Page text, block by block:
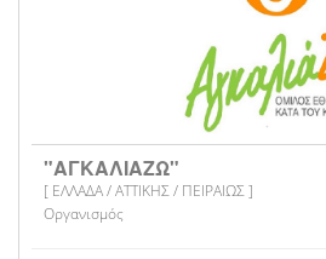
"ΑΓΚΑΛΙΑΖΩ"
[ ΕΛΛΑΔΑ / ΑΤΤΙΚΗΣ / ΠΕΙΡΑΙΩΣ ]
Οργανισμός